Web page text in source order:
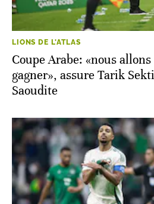
LIONS DE L'ATLAS
Coupe Arabe: «nous
gagner», assure Tarik
Saoudite